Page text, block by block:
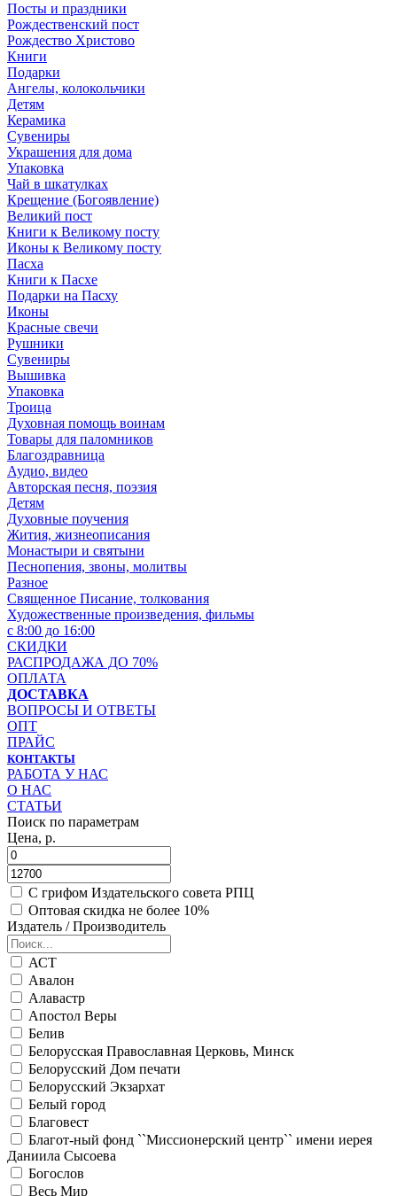
Посты и праздники
Рождественский пост
Рождество Христово
Книги
Подарки
Ангелы, колокольчики
Детям
Керамика
Сувениры
Украшения для дома
Упаковка
Чай в шкатулках
Крещение (Богоявление)
Великий пост
Книги к Великому посту
Иконы к Великому посту
Пасха
Книги к Пасхе
Подарки на Пасху
Иконы
Красные свечи
Рушники
Сувениры
Вышивка
Упаковка
Троица
Духовная помощь воинам
Товары для паломников
Благоздравница
Аудио, видео
Авторская песня, поэзия
Детям
Духовные поучения
Жития, жизнеописания
Монастыри и святыни
Песнопения, звоны, молитвы
Разное
Священное Писание, толкования
Художественные произведения, фильмы
с 8:00 до 16:00
СКИДКИ
РАСПРОДАЖА ДО 70%
ОПЛАТА
ДОСТАВКА
ВОПРОСЫ И ОТВЕТЫ
ОПТ
ПРАЙС
КОНТАКТЫ
РАБОТА У НАС
О НАС
СТАТЬИ
Поиск по параметрам
Цена, р.
С грифом Издательского совета РПЦ
Оптовая скидка не более 10%
Издатель / Производитель
АСТ
Авалон
Алавастр
Апостол Веры
Белив
Белорусская Православная Церковь, Минск
Белорусский Дом печати
Белорусский Экзархат
Белый город
Благовест
Благот-ный фонд ``Миссионерский центр`` имени иерея
Даниила Сысоева
Богослов
Весь Мир